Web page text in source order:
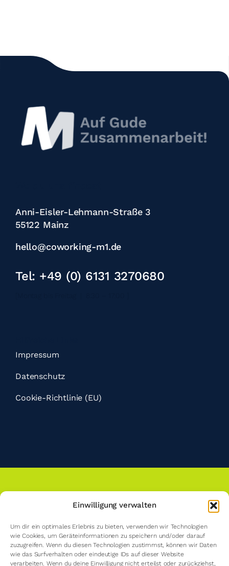
Einwilligung verwalten
Um dir ein optimales Erlebnis zu bieten, verwenden wir Technologien
wie Cookies, um Geräteinformationen zu speichern und/oder darauf
zuzugreifen. Wenn du diesen Technologien zustimmst, können wir Daten
wie das Surfverhalten oder eindeutige IDs auf dieser Website
verarbeiten. Wenn du deine Einwilligung nicht erteilst oder zurückziehst,
Anni-Eisler-Lehmann-Straße 3
55122 Mainz
hello@coworking-m1.de
Tel: +49 (0) 6131 3270680
Impressum
Datenschutz
Cookie-Richtlinie (EU)
Du kennst dich bei uns schon aus?
M1 Mitgliederbereich